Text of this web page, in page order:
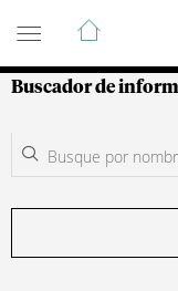
Guía de
Buscador de